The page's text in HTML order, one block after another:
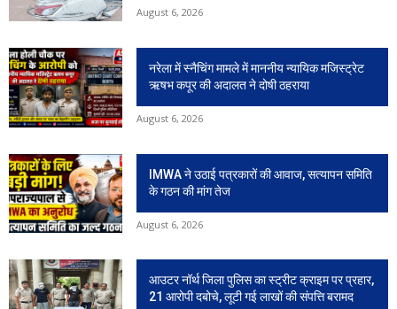
August 6, 2026
नरेला में स्नैचिंग मामले में माननीय न्यायिक मजिस्ट्रेट
ऋषभ कपूर की अदालत ने दोषी ठहराया
August 6, 2026
IMWA ने उठाई पत्रकारों की आवाज, सत्यापन समिति
के गठन की मांग तेज
August 6, 2026
आउटर नॉर्थ जिला पुलिस का स्ट्रीट क्राइम पर प्रहार,
21 आरोपी दबोचे, लूटी गई लाखों की संपत्ति बरामद